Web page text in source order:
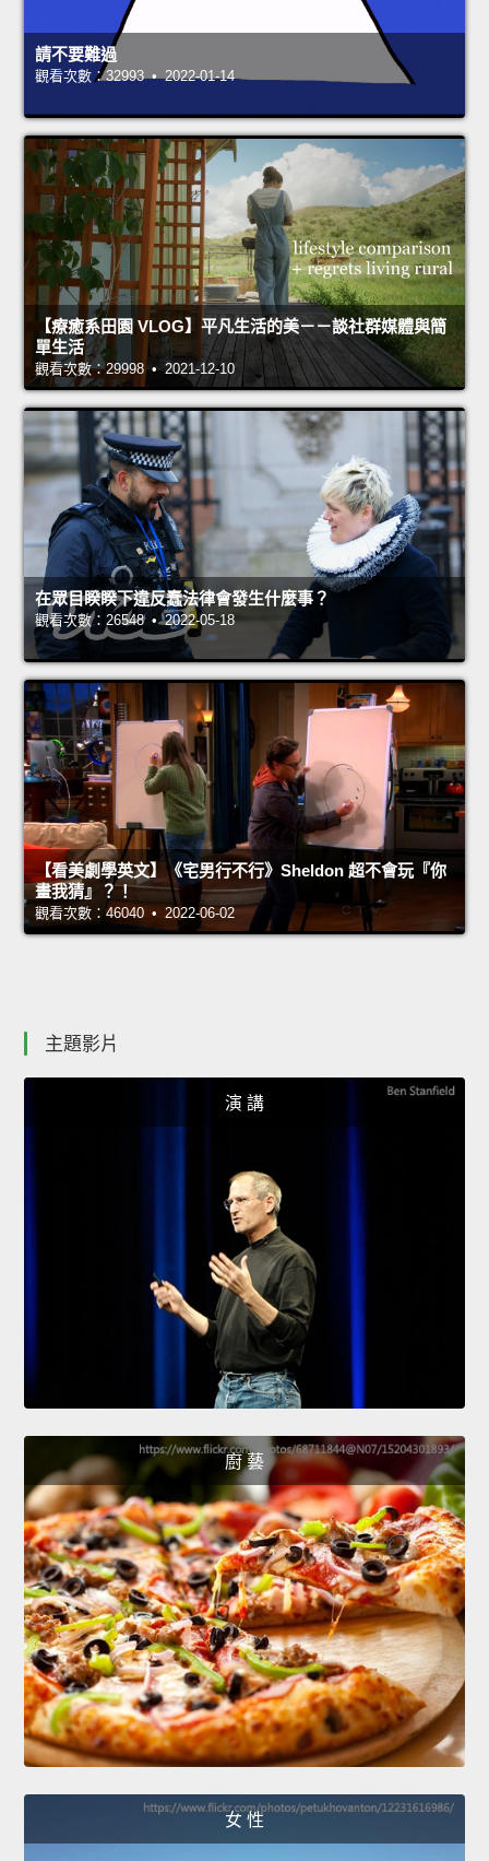
請不要難過
觀看次數：32993 • 2022-01-14
【療癒系田園 VLOG】平凡生活的美－－談社群媒體與簡
單生活
觀看次數：29998 • 2021-12-10
在眾目睽睽下違反蠢法律會發生什麼事？
觀看次數：26548 • 2022-05-18
【看美劇學英文】《宅男行不行》Sheldon 超不會玩『你
畫我猜』？！
觀看次數：46040 • 2022-06-02
主題影片
演 講
廚 藝
女 性